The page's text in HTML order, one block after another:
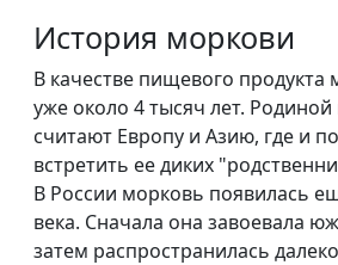
История моркови
В качестве пищевого продукта
уже около 4 тысяч лет.
считают Европу и Азию, где и
встретить ее диких
В России морковь появилась
века. Сначала она завоевала
затем распространилась